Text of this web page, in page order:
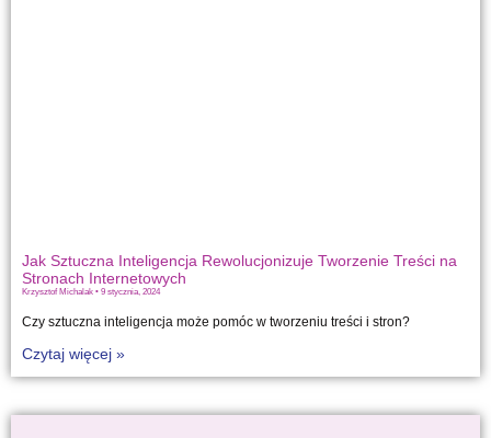
Jak Sztuczna Inteligencja Rewolucjonizuje Tworzenie Treści na
Stronach Internetowych
Krzysztof Michalak 9 stycznia, 2024
Czy sztuczna inteligencja może pomóc w tworzeniu treści i stron?
Czytaj więcej »